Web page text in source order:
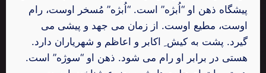
پیشگاه ذهن او “اُبژه” است. “اُبژه” مُسخر اوست، رام
اوست، مطیع اوست. از زمان می جهد و پیشی می
گیرد. پشت به کیش ِ اکابر و اعاظم و شهریاران دارد.
هستی در برابر او رام می شود. ذهن او “سوژه” است.